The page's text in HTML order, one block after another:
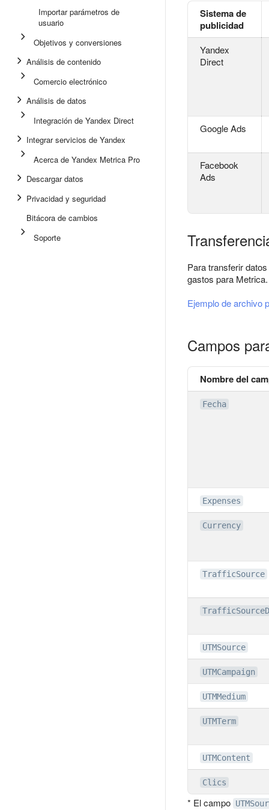
Importar parámetros de
usuario
Objetivos y conversiones
Análisis de contenido
Comercio electrónico
Análisis de datos
Integración de Yandex Direct
Integrar servicios de Yandex
Acerca de Yandex Metrica Pro
Descargar datos
Privacidad y seguridad
Bitácora de cambios
Soporte
Sistema de
publicidad
Yandex
Direct
Google Ads
Facebook
Ads
Para transferir
gastos para Metrica.
Ejemplo de archivo
Campos
Nombre del
Fecha
Expenses
Currency
TrafficSource
UTMSource
UTMCampaign
UTMMedium
UTMTerm
UTMContent
Clics
* El campo